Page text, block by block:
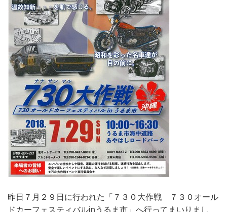
昨日７月２９日に行われた「７３０大作戦 ７３０オール
ドカーフェスティバルinうるま市」へ行ってまいりまし